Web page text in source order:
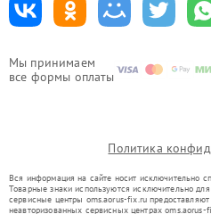
Мы принимаем
все формы оплаты
Политика
Вся информация на сайте носит исключительно
Товарные знаки используются исключительно
сервисные центры oms.aorus-fix.ru
неавторизованных сервисных центрах